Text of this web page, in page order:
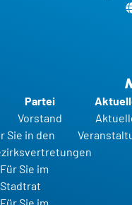
Partei
Vorstand
Sie in den
Für Sie im
Stadtrat